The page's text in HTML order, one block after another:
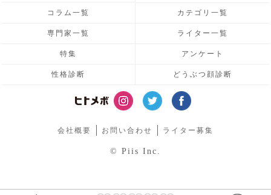
コラム一覧 カテゴリ一覧
専門家一覧 ライター一覧
特集 アンケート
性格診断 どうぶつ顔診断
会社概要 お問い合わせ ライター募集
© Piis Inc.